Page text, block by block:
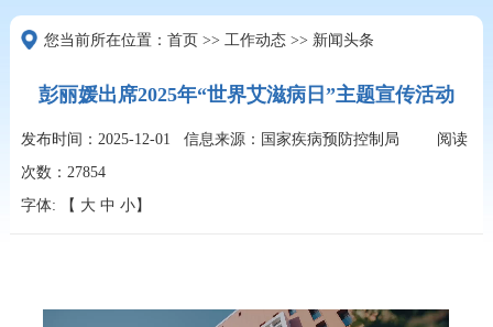
您当前所在位置： 首页 >> 工作动态>> 新闻头条
彭丽媛出席2025年“世界艾滋病日”主题宣传活动
发布时间：2025-12-01 信息来源：国家疾病预防控制局
阅读
次数： 27854
字体: 【 大 中 小】